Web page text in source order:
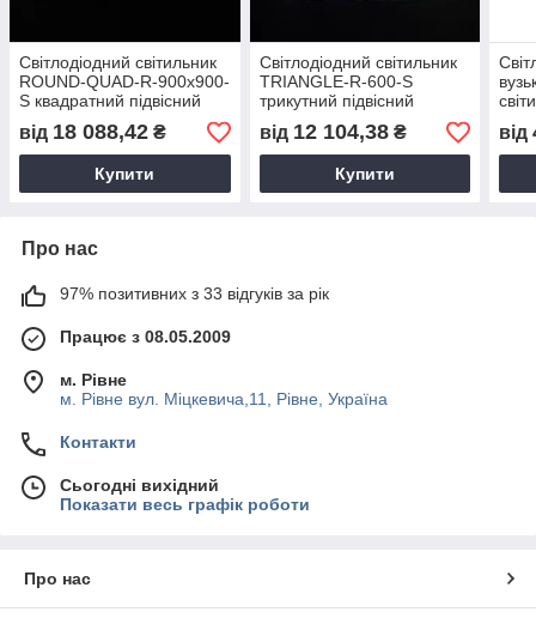
Світлодіодний світильник
ROUND-QUAD-R-900x900-
S квадратний підвісний
накладний довжина грані
900 мм 17801оф
від 18 088,42 ₴
Купити
Світлодіодний світильник
TRIANGLE-R-600-S
трикутний підвісний
накладний довжина грані
600 мм 17060оф
від 12 104,38₴
Купити
від
Про нас
97% позитивних з 33 відгуків за рік
Працює з 08.05.2009
м. Рівне
м. Рівне вул. Міцкевича,11, Рівне, Україна
Контакти
Сьогодні вихідний
Показати весь графік роботи
Про нас